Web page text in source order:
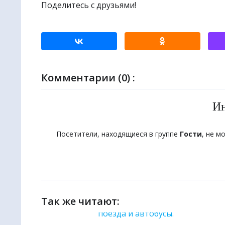
Поделитесь с друзьями!
Комментарии (0) :
Посетители, находящиеся в группе Гости, не
Так же читают: